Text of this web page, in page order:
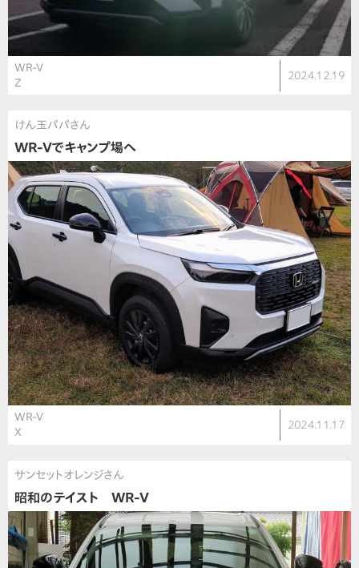
WR-V
Z
2024.12.19
けん玉パパさん
WR-Vでキャンプ場へ
WR-V
X
2024.11.17
サンセットオレンジさん
昭和のテイスト WR-V